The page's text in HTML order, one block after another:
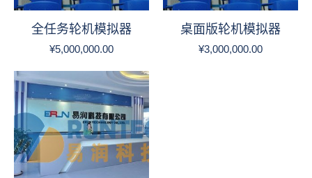
全任务轮机模拟器
¥5,000,000.00
桌面版轮机模拟器
¥3,000,000.00